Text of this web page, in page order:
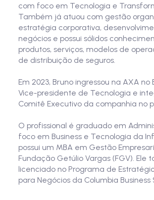
com foco em Tecnologia e
Também já atuou com gestão
estratégia corporativa,
negócios e possui sólidos
produtos, serviços, modelos de
de distribuição de seguros.
Em 2023, Bruno ingressou na AXA no
Vice-presidente de Tecnologia e
Comitê Executivo da companhia no
O profissional é graduado em
foco em Business e Tecnologia da
possui um MBA em Gestão
Fundação Getúlio Vargas (FGV). Ele
licenciado no Programa de
para Negócios da Columbia Business